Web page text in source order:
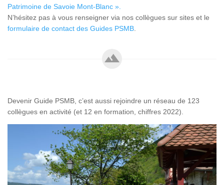
Patrimoine de Savoie Mont-Blanc ».
N’hésitez pas à vous renseigner via nos collègues sur sites et le
formulaire de contact des Guides PSMB
Devenir Guide PSMB, c’est aussi rejoindre un réseau de 123
collègues en activité (et 12 en formation, chiffres 2022).